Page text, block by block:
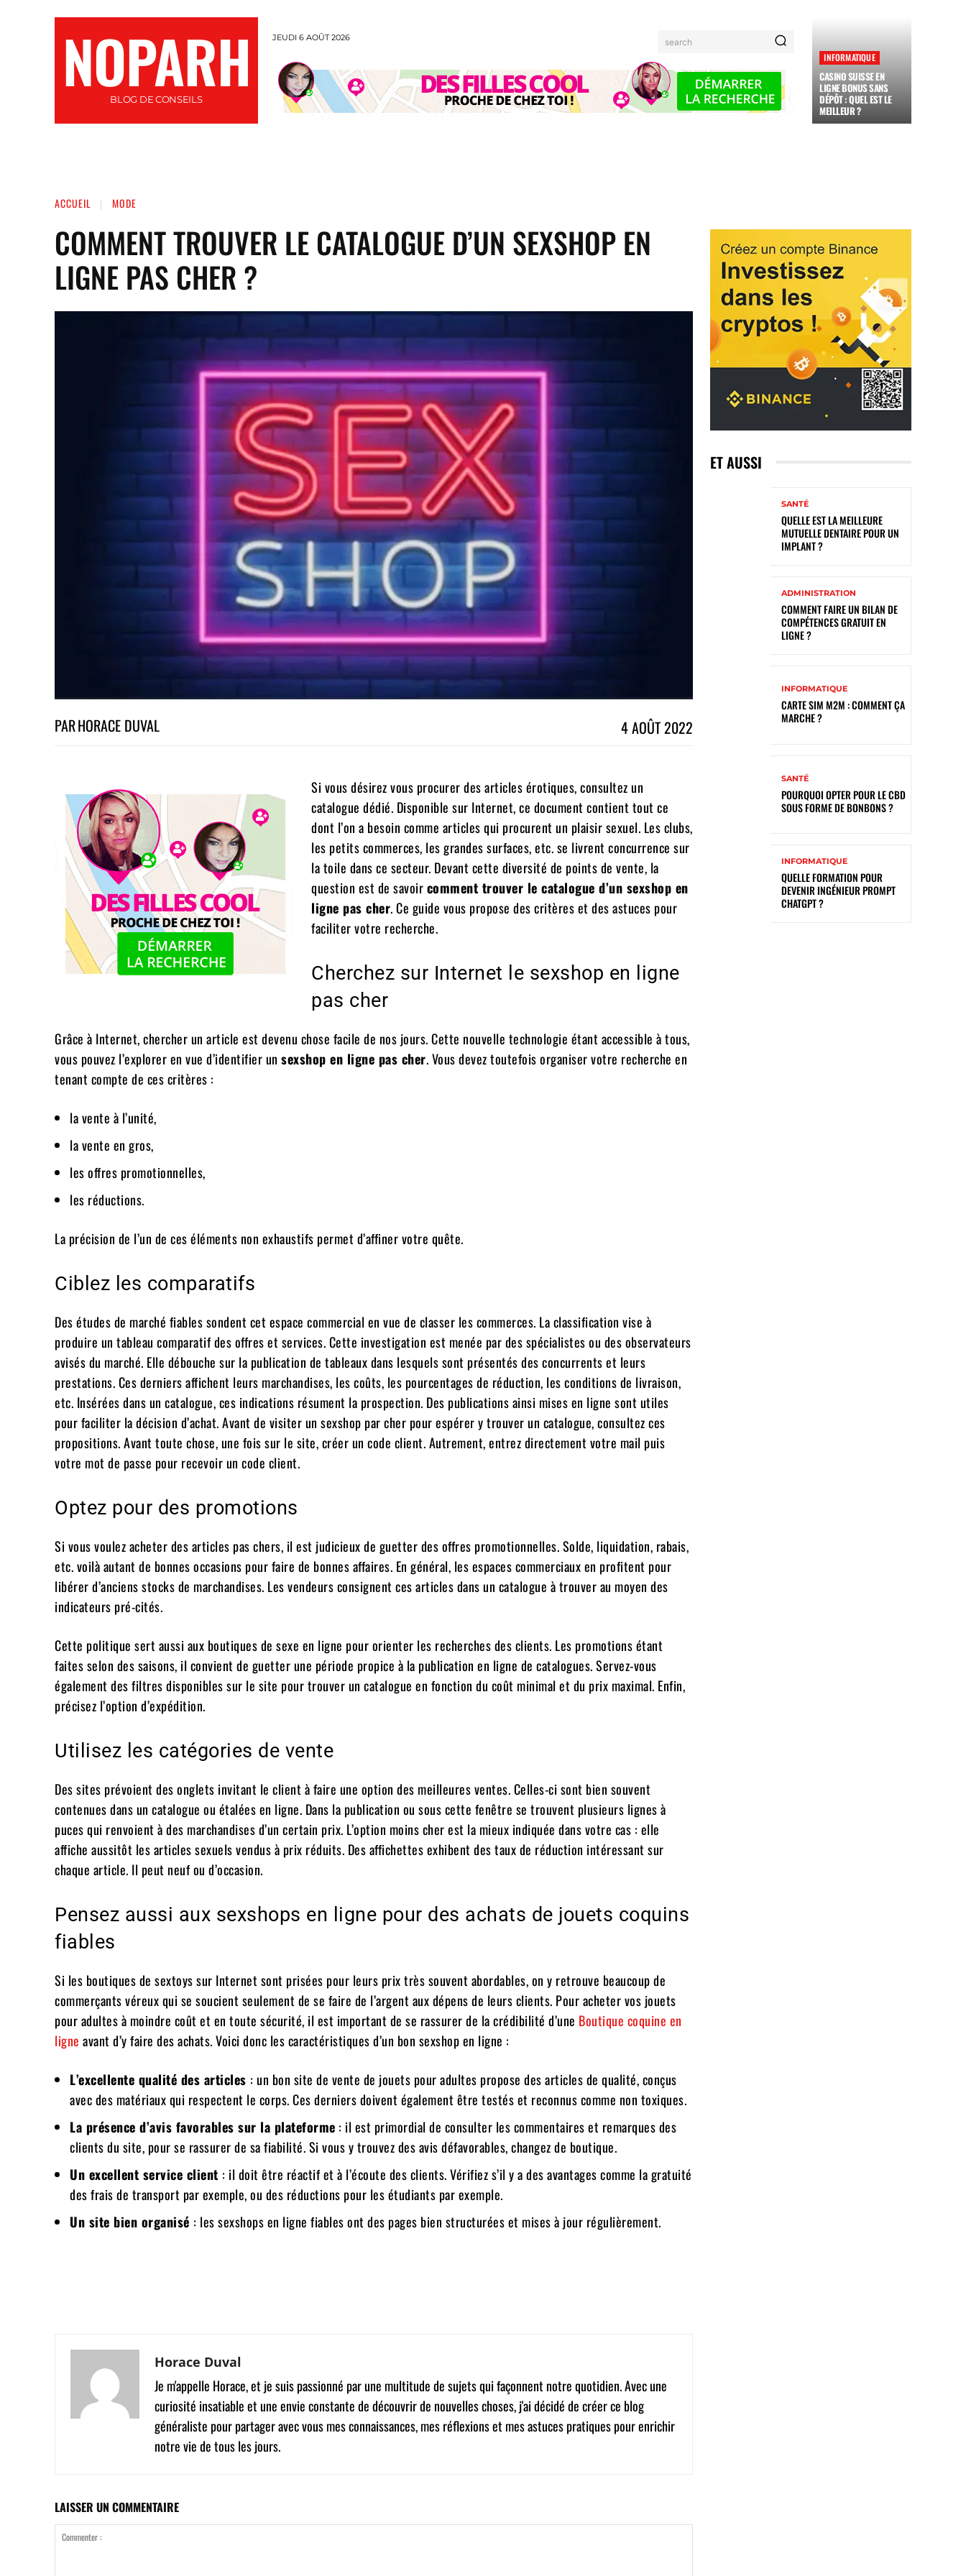
NOPARH
BLOG DE CONSEILS
JEUDI 6 AOÛT 2026 search
INFORMATIQUE
CASINO SUISSE EN
LIGNE BONUS SANS
DÉPÔT : QUEL EST LE
MEILLEUR ?
ACCUEIL MODE
COMMENT TROUVER LE CATALOGUE D’UN SEXSHOP EN
LIGNE PAS CHER ?
PARHORACE DUVAL 4 AOÛT 2022
Si vous désirez vous procurer des articles érotiques, consultez un
catalogue dédié. Disponible sur Internet, ce document contient tout ce
dont l’on a besoin comme articles qui procurent un plaisir sexuel. Les clubs,
les petits commerces, les grandes surfaces, etc. se livrent concurrence sur
la toile dans ce secteur. Devant cette diversité de points de vente, la
question est de savoircomment trouver le catalogue d’un sexshop en
ligne pas cher. Ce guide vous propose des critères et des astuces pour
faciliter votre recherche.
Cherchez sur Internet le sexshop en ligne
pas cher
Grâce à Internet, chercher un article est devenu chose facile de nos jours. Cette nouvelle technologie étant accessible à tous,
vous pouvez l’explorer en vue d’identifier un sexshop en ligne pas cher. Vous devez toutefois organiser votre recherche en
tenant compte de ces critères :
la vente à l’unité,
la vente en gros,
les offres promotionnelles,
les réductions.
La précision de l’un de ces éléments non exhaustifs permet d’affiner votre quête.
Ciblez les comparatifs
Des études de marché fiables sondent cet espace commercial en vue de classer les commerces. La classification vise à
produire un tableau comparatif des offres et services. Cette investigation est menée par des spécialistes ou des observateurs
avisés du marché. Elle débouche sur la publication de tableaux dans lesquels sont présentés des concurrents et leurs
prestations. Ces derniers affichent leurs marchandises, les coûts, les pourcentages de réduction, les conditions de livraison,
etc. Insérées dans un catalogue, ces indications résument la prospection. Des publications ainsi mises en ligne sont utiles
pour faciliter la décision d’achat. Avant de visiter un sexshop par cher pour espérer y trouver un catalogue, consultez ces
propositions. Avant toute chose, une fois sur le site, créer un code client. Autrement, entrez directement votre mail puis
votre mot de passe pour recevoir un code client.
Optez pour des promotions
Si vous voulez acheter des articles pas chers, il est judicieux de guetter des offres promotionnelles. Solde, liquidation, rabais,
etc. voilà autant de bonnes occasions pour faire de bonnes affaires. En général, les espaces commerciaux en profitent pour
libérer d’anciens stocks de marchandises. Les vendeurs consignent ces articles dans un catalogue à trouver au moyen des
indicateurs pré-cités.
Cette politique sert aussi aux boutiques de sexe en ligne pour orienter les recherches des clients. Les promotions étant
faites selon des saisons, il convient de guetter une période propice à la publication en ligne de catalogues. Servez-vous
également des filtres disponibles sur le site pour trouver un catalogue en fonction du coût minimal et du prix maximal. Enfin,
précisez l’option d’expédition.
Utilisez les catégories de vente
Des sites prévoient des onglets invitant le client à faire une option des meilleures ventes. Celles-ci sont bien souvent
contenues dans un catalogue ou étalées en ligne. Dans la publication ou sous cette fenêtre se trouvent plusieurs lignes à
puces qui renvoient à des marchandises d’un certain prix. L’option moins cher est la mieux indiquée dans votre cas : elle
affiche aussitôt les articles sexuels vendus à prix réduits. Des affichettes exhibent des taux de réduction intéressant sur
chaque article. Il peut neuf ou d’occasion.
Pensez aussi aux sexshops en ligne pour des achats de jouets coquins
fiables
Si les boutiques de sextoys sur Internet sont prisées pour leurs prix très souvent abordables, on y retrouve beaucoup de
commerçants véreux qui se soucient seulement de se faire de l’argent aux dépens de leurs clients. Pour acheter vos jouets
pour adultes à moindre coût et en toute sécurité, il est important de se rassurer de la crédibilité d’une Boutique coquine en
ligne avant d’y faire des achats. Voici donc les caractéristiques d’un bon sexshop en ligne :
L’excellente qualité des articles : un bon site de vente de jouets pour adultes propose des articles de qualité, conçus
avec des matériaux qui respectent le corps. Ces derniers doivent également être testés et reconnus comme non toxiques.
La présence d’avis favorables sur la plateforme : il est primordial de consulter les commentaires et remarques des
clients du site, pour se rassurer de sa fiabilité. Si vous y trouvez des avis défavorables, changez de boutique.
Un excellent service client : il doit être réactif et à l’écoute des clients. Vérifiez s’il y a des avantages comme la gratuité
des frais de transport par exemple, ou des réductions pour les étudiants par exemple.
Un site bien organisé : les sexshops en ligne fiables ont des pages bien structurées et mises à jour régulièrement.
Horace Duval
Je m'appelle Horace, et je suis passionné par une multitude de sujets qui façonnent notre quotidien. Avec une
curiosité insatiable et une envie constante de découvrir de nouvelles choses, j'ai décidé de créer ce blog
généraliste pour partager avec vous mes connaissances, mes réflexions et mes astuces pratiques pour enrichir
notre vie de tous les jours.
LAISSER UN COMMENTAIRE
ET AUSSI
SANTÉ
QUELLE EST LA MEILLEURE
MUTUELLE DENTAIRE POUR UN
IMPLANT ?
ADMINISTRATION
COMMENT FAIRE UN BILAN DE
COMPÉTENCES GRATUIT EN
LIGNE ?
INFORMATIQUE
CARTE SIM M2M : COMMENT ÇA
MARCHE ?
SANTÉ
POURQUOI OPTER POUR LE CBD
SOUS FORME DE BONBONS ?
INFORMATIQUE
QUELLE FORMATION POUR
DEVENIR INGÉNIEUR PROMPT
CHATGPT ?